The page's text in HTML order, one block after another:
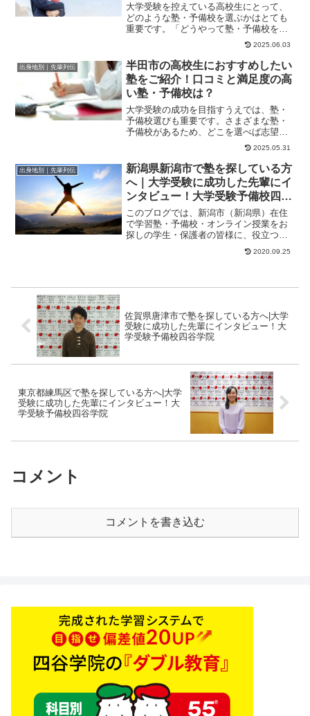
大学受験を控えている高校生にとって、
どのような塾・予備校を選ぶかはとても
重要です。「どうやって塾・予備校を選
べばよいのか」「塾・予備校ごとの違い
2025.06.03
出身地別｜先輩列伝
半田市の高校生におすすめしたい
塾をご紹介！口コミと満足度の高
い塾・予備校は？
大学受験の成功を目指すうえでは、塾・
予備校選びも重要です。さまざまな塾・
予備校があるため、どこを選べば志望校
に合格できるのか悩んでいる方も多いの
2025.05.31
出身地別｜先輩列伝
新潟県新潟市で塾を探している方
へ｜大学受験に成功した先輩にイ
ンタビュー！大学受験予備校四谷
学院
このブログでは、新潟市（新潟県）在住
で学習塾・予備校・オンライン授業をお
探しの学生・保護者の皆様に、役立つ情
報やヒントになる情報をお伝えします。
2020.09.25
佐賀県唐津市で塾を探している方へ|大学
受験に成功した先輩にインタビュー！大
学受験予備校四谷学院
東京都練馬区で塾を探している方へ|大学
受験に成功した先輩にインタビュー！大
学受験予備校四谷学院
コメント
コメントを書き込む